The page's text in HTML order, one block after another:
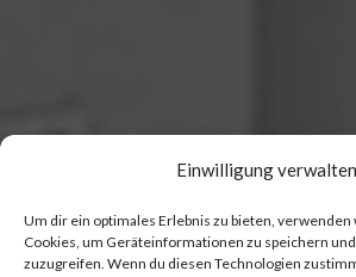
Einwilligung verwalten
Um dir ein optimales Erlebnis zu bieten,
Cookies, um Geräteinformationen zu speichern
zuzugreifen. Wenn du diesen Technologien